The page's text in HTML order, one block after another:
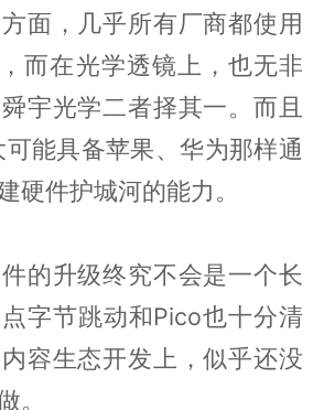
面，几乎所有厂商都使用
而在光学透镜上，也无非
宇光学二者择其一。而且
能具备苹果、华为那样通
硬件护城河的能力。
的升级终究不会是一个长
字节跳动和Pico也十分清
容生态开发上，似乎还没
。